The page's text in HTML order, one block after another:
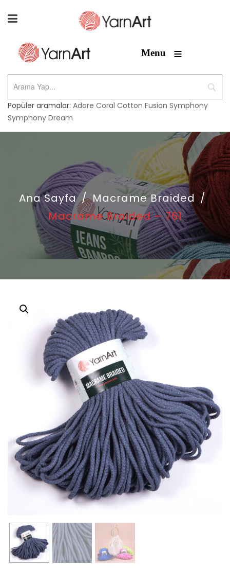
Menu ≡
Popüler aramalar: Adore Coral Cotton Fusion Symphony
Symphony Dream
Ana Sayfa / Macrame Braided /
Macrame Braided – 761